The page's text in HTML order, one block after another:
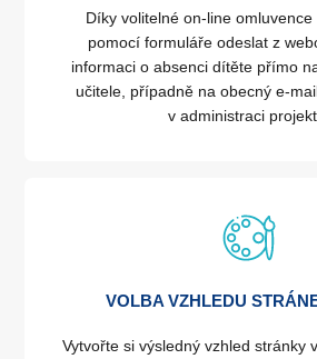
Díky volitelné on-line
pomocí formuláře odeslat z
informaci o absenci dítěte přímo
učitele, případně na obecný e-
v administraci
VOLBA VZHLEDU
Vytvořte si výsledný vzhled stránky